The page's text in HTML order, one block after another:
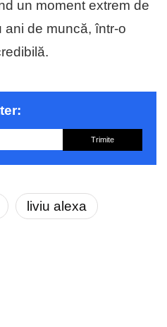
un moment extrem de
ani de muncă, într-o
Trimite
liviu alexa